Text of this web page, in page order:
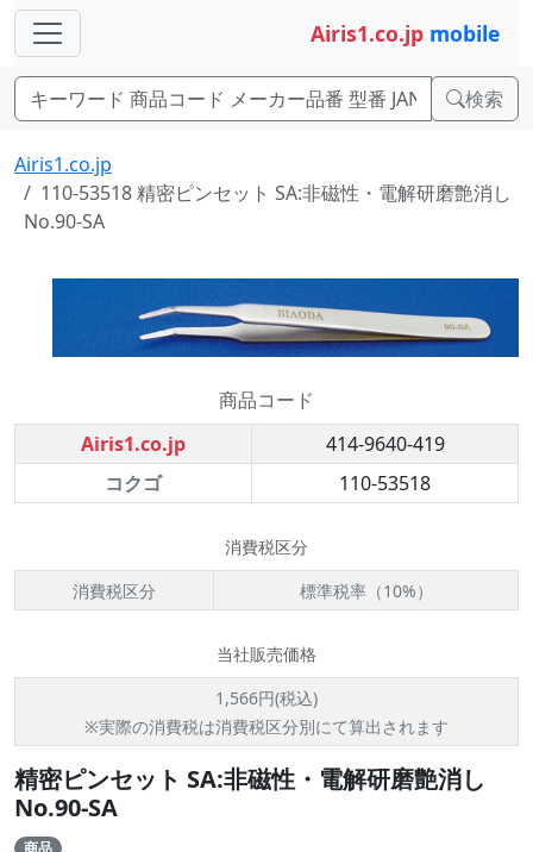
Airis1.co.jp mobile
検索
Airis1.co.jp
110-53518 精密ピンセット SA:非磁性・電解研磨艶消し
No.90-SA
商品コード
Airis1.co.jp
414-9640-419
コクゴ
110-53518
消費税区分
消費税区分
標準税率（10%）
当社販売価格
1,566円(税込)
※実際の消費税は消費税区分別にて算出されます
精密ピンセット SA:非磁性・電解研磨艶消し
No.90-SA
商品